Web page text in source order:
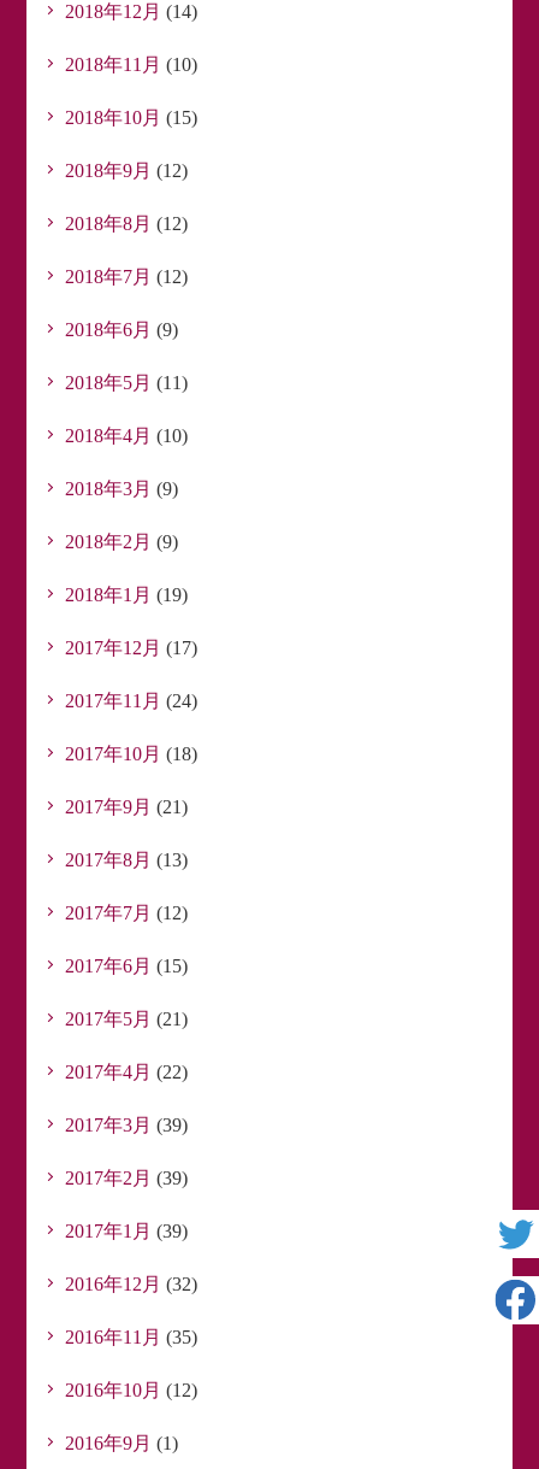
2018年12月 (14)
2018年11月 (10)
2018年10月 (15)
2018年9月 (12)
2018年8月 (12)
2018年7月 (12)
2018年6月 (9)
2018年5月 (11)
2018年4月 (10)
2018年3月 (9)
2018年2月 (9)
2018年1月 (19)
2017年12月 (17)
2017年11月 (24)
2017年10月 (18)
2017年9月 (21)
2017年8月 (13)
2017年7月 (12)
2017年6月 (15)
2017年5月 (21)
2017年4月 (22)
2017年3月 (39)
2017年2月 (39)
2017年1月 (39)
2016年12月 (32)
2016年11月 (35)
2016年10月 (12)
2016年9月 (1)